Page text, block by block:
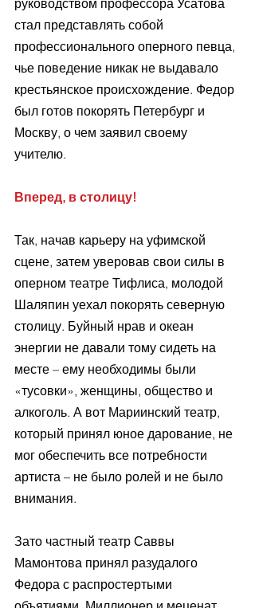
руководством профессора Усатова
стал представлять собой
профессионального оперного певца,
чье поведение никак не выдавало
крестьянское происхождение. Федор
был готов покорять Петербург и
Москву, о чем заявил своему
учителю.
Вперед, в столицу!
Так, начав карьеру на уфимской
сцене, затем уверовав свои силы в
оперном театре Тифлиса, молодой
Шаляпин уехал покорять северную
столицу. Буйный нрав и океан
энергии не давали тому сидеть на
месте – ему необходимы были
«тусовки», женщины, общество и
алкоголь. А вот Мариинский театр,
который принял юное дарование, не
мог обеспечить все потребности
артиста – не было ролей и не было
внимания.
Зато частный театр Саввы
Мамонтова принял разудалого
Федора с распростертыми